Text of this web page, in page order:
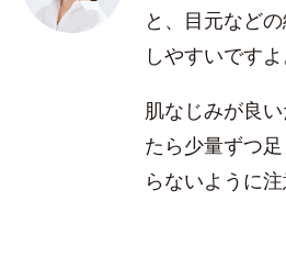
と、目元など
しやすいですよ
肌なじみが良
たら少量ずつ
らないように注